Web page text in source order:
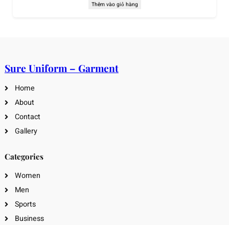
Thêm vào giỏ hàng
Sure Uniform – Garment
Home
About
Contact
Gallery
Categories
Women
Men
Sports
Business